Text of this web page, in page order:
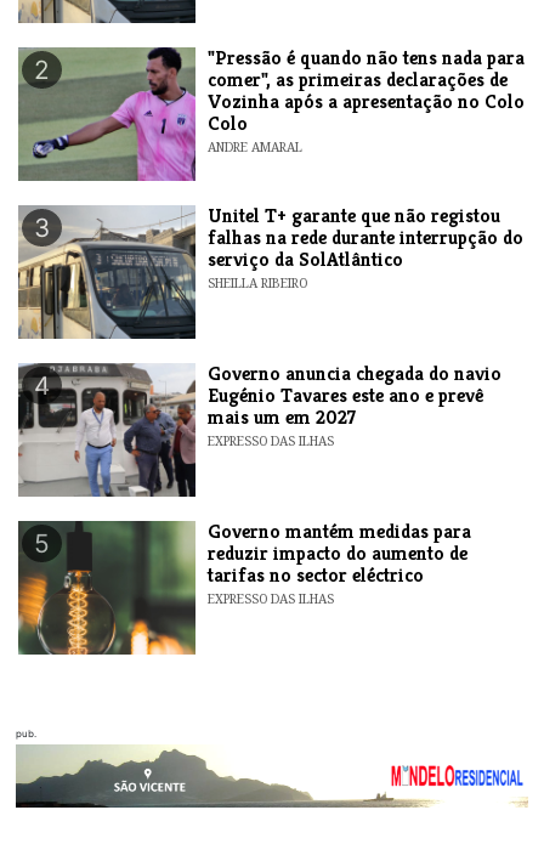
2
"Pressão é quando não tens nada para
comer", as primeiras declarações de
Vozinha após a apresentação no Colo
Colo
ANDRE AMARAL
3
Unitel T+ garante que não registou
falhas na rede durante interrupção do
serviço da SolAtlântico
SHEILLA RIBEIRO
4
Governo anuncia chegada do navio
Eugénio Tavares este ano e prevê
mais um em 2027
EXPRESSO DAS ILHAS
5
Governo mantém medidas para
reduzir impacto do aumento de
tarifas no sector eléctrico
EXPRESSO DAS ILHAS
pub.